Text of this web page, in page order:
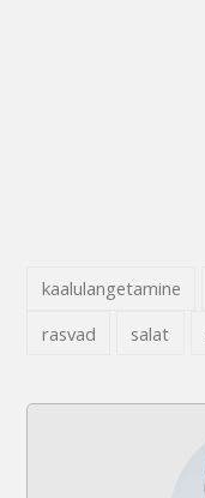
kaalulangetamine
rasvad
salat